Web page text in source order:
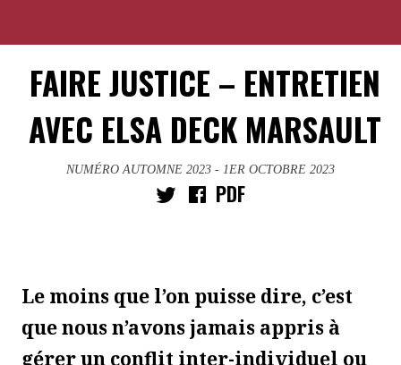
FAIRE JUSTICE – ENTRETIEN
AVEC ELSA DECK MARSAULT
NUMÉRO AUTOMNE 2023 - 1ER OCTOBRE 2023
PDF
Le moins que l’on puisse dire, c’est
que nous n’avons jamais appris à
gérer un conflit inter-individuel ou